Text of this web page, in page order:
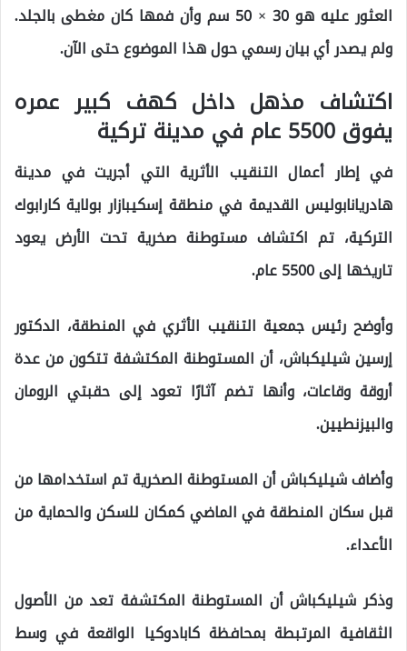
العثور عليه هو 30 × 50 سم وأن فمها كان مغطى بالجلد.
ولم يصدر أي بيان رسمي حول هذا الموضوع حتى الآن.
اكتشاف مذهل داخل كهف كبير عمره
يفوق 5500 عام في مدينة تركية
في إطار أعمال التنقيب الأثرية التي أجريت في مدينة
هادريانابوليس القديمة في منطقة إسكيبازار بولاية كارابوك
التركية، تم اكتشاف مستوطنة صخرية تحت الأرض يعود
تاريخها إلى 5500 عام.
وأوضح رئيس جمعية التنقيب الأثري في المنطقة، الدكتور
إرسين شيليكباش، أن المستوطنة المكتشفة تتكون من عدة
أروقة وقاعات، وأنها تضم آثارًا تعود إلى حقبتي الرومان
والبيزنطيين.
وأضاف شيليكباش أن المستوطنة الصخرية تم استخدامها من
قبل سكان المنطقة في الماضي كمكان للسكن والحماية من
الأعداء.
وذكر شيليكباش أن المستوطنة المكتشفة تعد من الأصول
الثقافية المرتبطة بمحافظة كابادوكيا الواقعة في وسط